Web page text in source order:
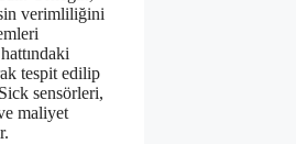
verimliliğini
tespit edilip
sensörleri,
maliyet